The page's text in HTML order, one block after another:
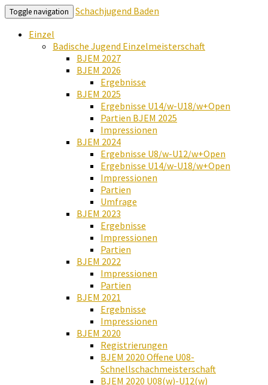
Toggle navigation
Schachjugend Baden
Einzel
Badische Jugend Einzelmeisterschaft
BJEM 2027
BJEM 2026
Ergebnisse
BJEM 2025
Ergebnisse U14/w-U18/w+Open
Partien BJEM 2025
Impressionen
BJEM 2024
Ergebnisse U8/w-U12/w+Open
Ergebnisse U14/w-U18/w+Open
Impressionen
Partien
Umfrage
BJEM 2023
Ergebnisse
Impressionen
Partien
BJEM 2022
Impressionen
Partien
BJEM 2021
Ergebnisse
Impressionen
BJEM 2020
Registrierungen
BJEM 2020 Offene U08-
Schnellschachmeisterschaft
BJEM 2020 U08(w)-U12(w)